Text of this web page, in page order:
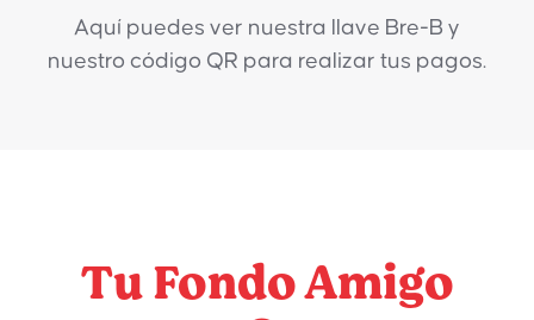
Aquí puedes ver nuestra llave Bre-B y
nuestro código QR para realizar tus pagos.
Tu Fondo Amigo